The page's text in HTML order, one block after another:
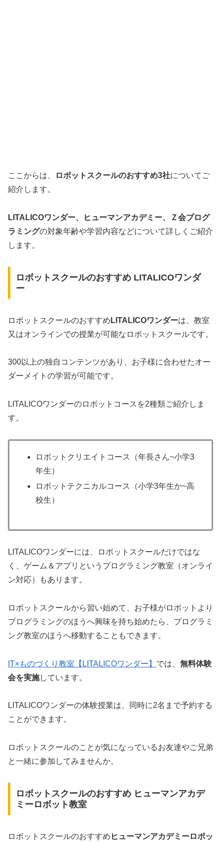
ここからは、 ロボットスクールのおすすめ3社についてご
紹介します。
LITALICOワンダー、ヒューマンアカデミー、Ｚ会プログ
ラミングの対象年齢や学習内容などについて詳しくご紹介
します。
ロボットスクールのおすすめ LITALICOワンダ
ー
ロボットスクールのおすすめ LITALICOワンダーは、教室
又はオンラインでの授業が可能なロボットスクールです。
300以上の独自コンテンツがあり、お子様に合わせたオー
ダーメイトの学習が可能です。
LITALICOワンダーのロボットコースを2種類ご紹介しま
す。
ロボットクリエイトコース（年長さん~小学3
年生）
ロボットテクニカルコース（小学3年生か~高
校生）
LITALICOワンダーには、ロボットスクールだけではな
く、ゲーム＆アプリというプログラミング教室（オンライ
ン対応）もあります。
ロボットスクールから習い始めて、お子様がロボットより
プログラミングのほうへ興味を持ち始めたら、プログラミ
ング教室のほうへ移動することもできます。
IT×ものづくり教室【LITALICOワンダー】 では、 無料体験
会を実施しています。
LITALICOワンダーの体験授業は、同時に2名まで予約する
ことができます。
ロボットスクールのことが気になっているお友達やご兄弟
と一緒に参加してみませんか。
ロボットスクールのおすすめ ヒューマンアカデ
ミーロボット教室
ロボットスクールのおすすめ ヒューマンアカデミーロボッ